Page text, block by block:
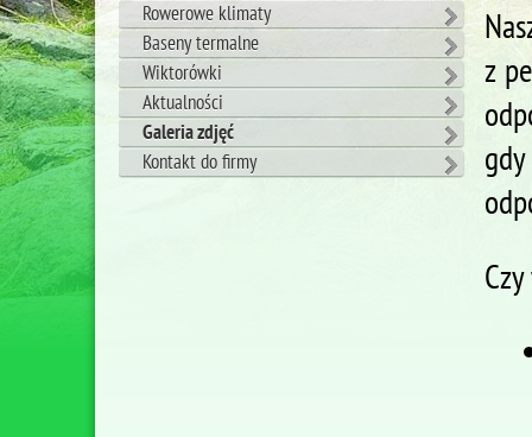
Rowerowe klimaty
Baseny termalne
Wiktorówki
Aktualności
Galeria zdjęć
Kontakt do firmy
z